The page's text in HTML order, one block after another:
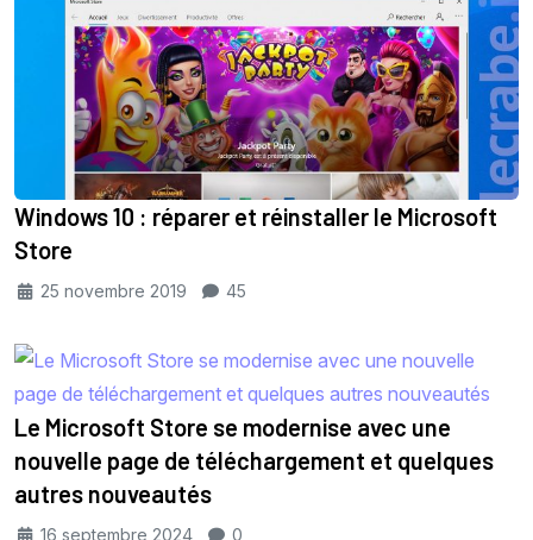
Windows 10 : réparer et réinstaller le Microsoft
Store
25 novembre 2019 45
Le Microsoft Store se modernise avec une
nouvelle page de téléchargement et quelques
autres nouveautés
16 septembre 2024 0